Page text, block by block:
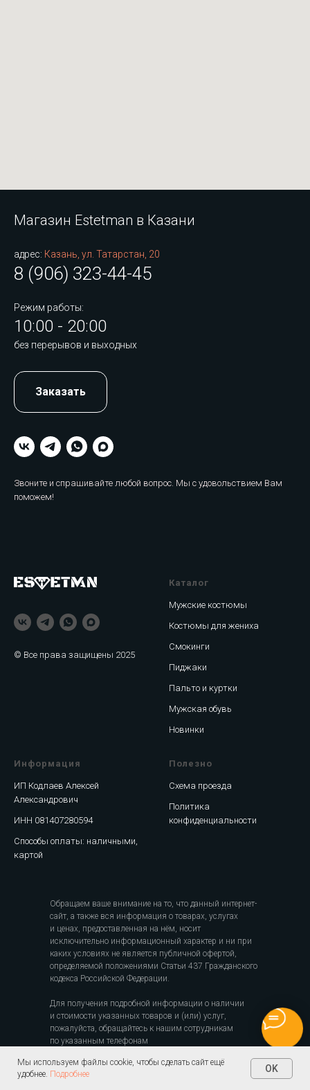
Все костюмы на Свадьбу Коричневые
Магазин Estetman в Казани
адрес: Казань, ул. Татарстан, 20
8 (906) 323-44-45
Режим работы:
10:00 - 20:00
без перерывов и выходных
Заказать
Звоните и спрашивайте любой вопрос. Мы с удовольствием Вам
поможем!
© Все права защищены 2025
Каталог
Мужские костюмы
Костюмы для жениха
Смокинги
Пиджаки
Пальто и куртки
Мужская обувь
Новинки
Информация
ИП Кодлаев Алексей
Александрович
ИНН 081407280594
Способы оплаты: наличными,
картой
Полезно
Схема проезда
Политика
конфиденциальности
Обращаем ваше внимание на то, что данный интернет-
сайт, а также вся информация о товарах, услугах
и ценах, предоставленная на нём, носит
исключительно информационный характер и ни при
каких условиях не является публичной офертой,
определяемой положениями Статьи 437 Гражданского
кодекса Российской Федерации.
Для получения подробной информации о наличии
и стоимости указанных товаров и (или) услуг,
пожалуйста, обращайтесь к нашим сотрудникам
по указанным телефонам
Мы используем файлы cookie, чтобы сделать сайт ещё
удобнее. Подробнее
OK